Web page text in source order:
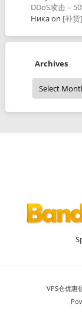
DDoS攻击 –
Никаon [补货
Archives
Archives
VPS仓优惠